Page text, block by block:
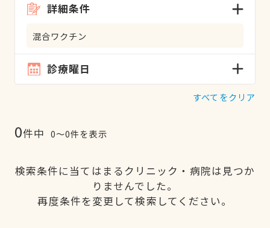
詳細条件
混合ワクチン
診療曜日
すべてをクリア
0件中 0〜0件を表示
検索条件に当てはまるクリニック・病院は見つか
りませんでした。
再度条件を変更して検索してください。